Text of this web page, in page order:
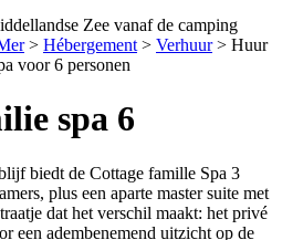
Zee vanaf de camping
> Hébergement > Verhuur> Huur
voor 6 personen
spa 6
biedt de Cottage famille Spa 3
plus een aparte master suite met
dat het verschil maakt: het privé
een adembenemend uitzicht op de